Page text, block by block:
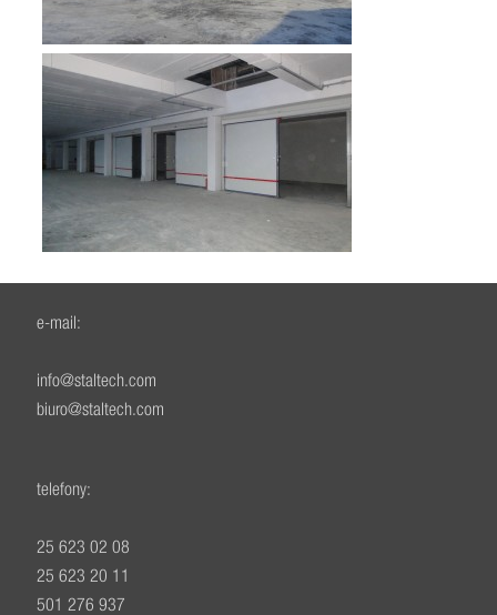
e-mail:
info@staltech.com
biuro@staltech.com
telefony:
25 623 02 08
25 623 20 11
501 276 937